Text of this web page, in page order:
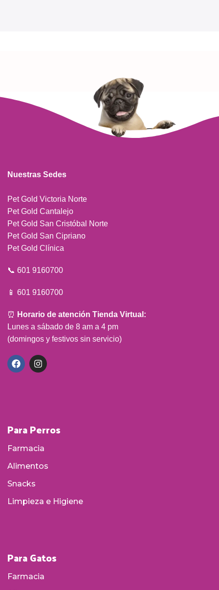
Nuestras Sedes
Pet Gold Victoria Norte
Pet Gold Cantalejo
Pet Gold San Cristóbal Norte
Pet Gold San Cipriano
Pet Gold Clínica
📞 601 9160700
📱 601 9160700
⏰ Horario de atención Tienda Virtual:
Lunes a sábado de 8 am a 4 pm
(domingos y festivos sin servicio)
Para Perros
Farmacia
Alimentos
Snacks
Limpieza e Higiene
Para Gatos
Farmacia